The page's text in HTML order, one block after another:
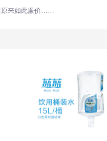
原来如此廉价……